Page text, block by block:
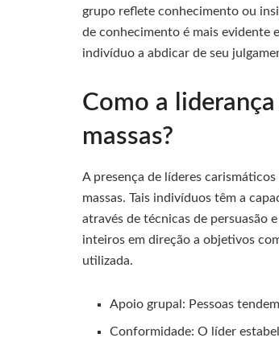
grupo reflete conhecimento ou
de conhecimento é mais evidente
indivíduo a abdicar de seu
Como a
massas?
A presença de líderes
massas. Tais indivíduos têm a
através de técnicas de persuasão
inteiros em direção a objetivos
utilizada.
Apoio grupal: Pessoas
Conformidade: O líder